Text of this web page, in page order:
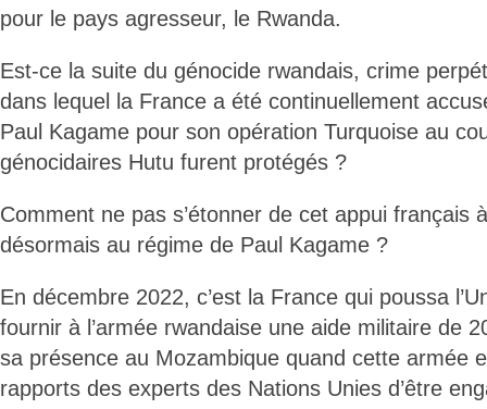
pour le pays agresseur, le Rwanda.
Est-ce la suite du génocide rwandais, crime
dans lequel la France a été continuellement
Paul Kagame pour son opération Turquoise au
génocidaires Hutu furent protégés ?
Comment ne pas s’étonner de cet appui français
désormais au régime de Paul Kagame ?
En décembre 2022, c’est la France qui poussa
fournir à l’armée rwandaise une aide militaire de
sa présence au Mozambique quand cette armée
rapports des experts des Nations Unies d’être